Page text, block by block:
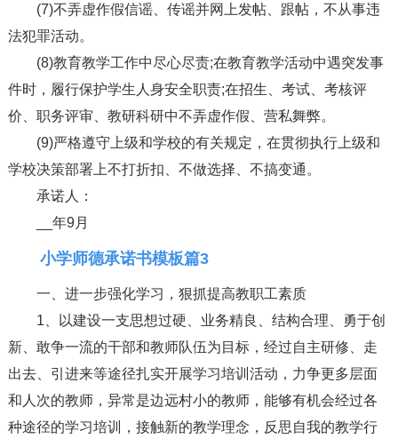
(7)不弄虚作假信谣、传谣并网上发帖、跟帖，不从事违
法犯罪活动。
(8)教育教学工作中尽心尽责;在教育教学活动中遇突发事
件时，履行保护学生人身安全职责;在招生、考试、考核评
价、职务评审、教研科研中不弄虚作假、营私舞弊。
(9)严格遵守上级和学校的有关规定，在贯彻执行上级和
学校决策部署上不打折扣、不做选择、不搞变通。
承诺人：
__年9月
小学师德承诺书模板篇3
一、进一步强化学习，狠抓提高教职工素质
1、以建设一支思想过硬、业务精良、结构合理、勇于创
新、敢争一流的干部和教师队伍为目标，经过自主研修、走
出去、引进来等途径扎实开展学习培训活动，力争更多层面
和人次的教师，异常是边远村小的教师，能够有机会经过各
种途径的学习培训，接触新的教学理念，反思自我的教学行